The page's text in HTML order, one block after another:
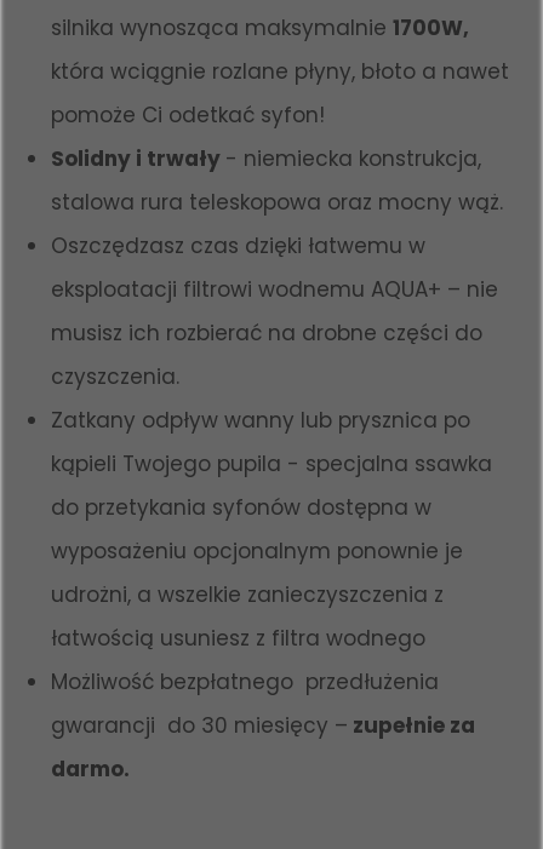
silnika wynosząca maksymalnie1700W,
która wciągnie rozlane płyny, błoto a nawet
pomoże Ci odetkać syfon!
Solidny i trwały - niemiecka konstrukcja,
stalowa rura teleskopowa oraz mocny wąż.
Oszczędzasz czas dzięki łatwemu w
eksploatacji filtrowi wodnemu AQUA+ – nie
musisz ich rozbierać na drobne części do
czyszczenia.
Zatkany odpływ wanny lub prysznica po
kąpieli Twojego pupila - specjalna ssawka
do przetykania syfonów dostępna w
wyposażeniu opcjonalnym ponownie je
udrożni, a wszelkie zanieczyszczenia z
łatwością usuniesz z filtra wodnego
Możliwość bezpłatnego przedłużenia
gwarancji do 30 miesięcy – zupełnie za
darmo.